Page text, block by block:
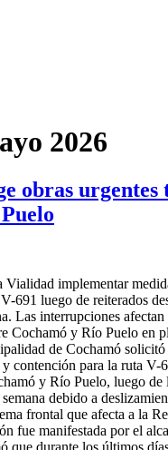
2026
obras urgentes
implementar
691 luego de reiterados
Las interrupciones
Cochamó y Río Puelo en
de Cochamó solicitó
y contención para la ruta V-
y Río Puelo, luego de
debido a
frontal que afecta a la
fue manifestada por el
que durante los últimos